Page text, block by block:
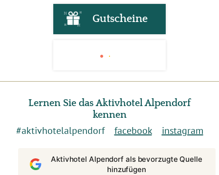
Gutscheine
Lernen Sie das Aktivhotel Alpendorf
kennen
#aktivhotelalpendorf facebook instagram
Aktivhotel Alpendorf als bevorzugte Quelle
hinzufügen